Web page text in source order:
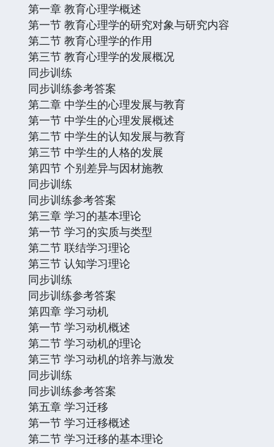
第一章 教育心理学概述
第一节 教育心理学的研究对象与研究内容
第二节 教育心理学的作用
第三节 教育心理学的发展概况
同步训练
同步训练参考答案
第二章 中学生的心理发展与教育
第一节 中学生的心理发展概述
第二节 中学生的认知发展与教育
第三节 中学生的人格的发展
第四节 个别差异与因材施教
同步训练
同步训练参考答案
第三章 学习的基本理论
第一节 学习的实质与类型
第二节 联结学习理论
第三节 认知学习理论
同步训练
同步训练参考答案
第四章 学习动机
第一节 学习动机概述
第二节 学习动机的理论
第三节 学习动机的培养与激发
同步训练
同步训练参考答案
第五章 学习迁移
第一节 学习迁移概述
第二节 学习迁移的基本理论